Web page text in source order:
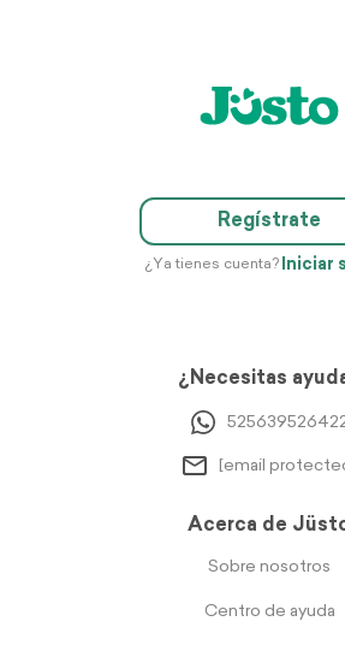
Regístrate
¿Ya tienes cuenta? Iniciar
¿Necesitas
[email
Acerca de
Sobre nosotros
Centro de ayuda